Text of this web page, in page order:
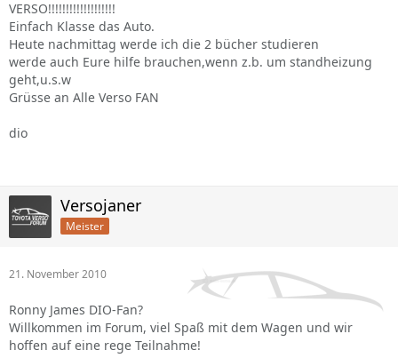
VERSO!!!!!!!!!!!!!!!!!!!
Einfach Klasse das Auto.
Heute nachmittag werde ich die 2 bücher studieren
werde auch Eure hilfe brauchen,wenn z.b. um standheizung
geht,u.s.w
Grüsse an Alle Verso FAN
dio
Versojaner
Meister
21. November 2010
Ronny James DIO-Fan?
Willkommen im Forum, viel Spaß mit dem Wagen und wir
hoffen auf eine rege Teilnahme!